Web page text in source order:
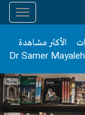
الأكثر مشاهدة